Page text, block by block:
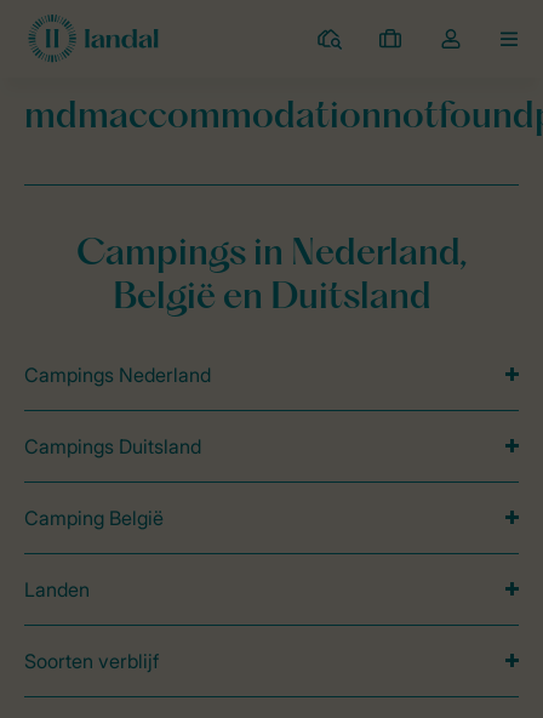
Campings
Mijn
Open
dropdown
van
account
Landal Camping mdmaccommodationnotfoundpage
Campings in Nederland,
België en Duitsland
Campings Nederland
Campings Duitsland
Camping België
Landen
Soorten verblijf